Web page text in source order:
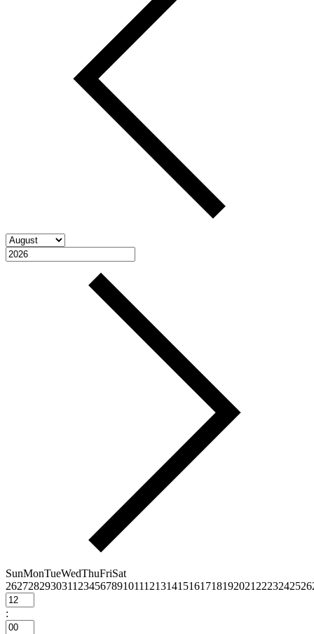
SunMonTueWedThuFriSat
2627282930311 23456789101112131415161718192021 2223242526
: